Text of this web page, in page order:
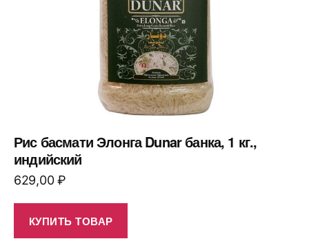
Рис басмати Элонга Dunar банка, 1 кг.,
индийский
629,00₽
КУПИТЬ ТОВАР